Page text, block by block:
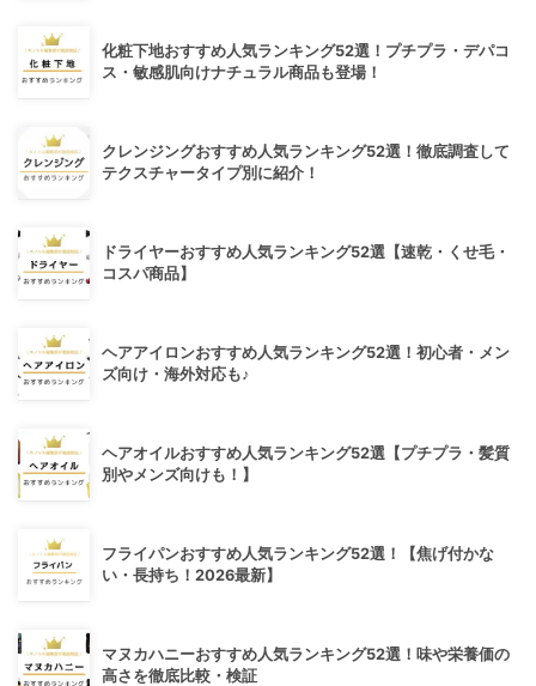
化粧下地おすすめ人気ランキング52選！プチプラ・デパコ
ス・敏感肌向けナチュラル商品も登場！
クレンジングおすすめ人気ランキング52選！徹底調査して
テクスチャータイプ別に紹介！
ドライヤーおすすめ人気ランキング52選【速乾・くせ毛・
コスパ商品】
ヘアアイロンおすすめ人気ランキング52選！初心者・メン
ズ向け・海外対応も♪
ヘアオイルおすすめ人気ランキング52選【プチプラ・髪質
別やメンズ向けも！】
フライパンおすすめ人気ランキング52選！【焦げ付かな
い・長持ち！2026最新】
マヌカハニーおすすめ人気ランキング52選！味や栄養価の
高さを徹底比較・検証